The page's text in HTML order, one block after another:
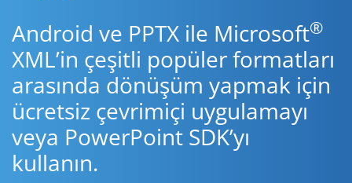
Android ve PPTX ile Microsoft®
XML’in çeşitli popüler formatları
arasında dönüşüm yapmak için
ücretsiz çevrimiçi uygulamayı
veya PowerPoint SDK’yı
kullanın.